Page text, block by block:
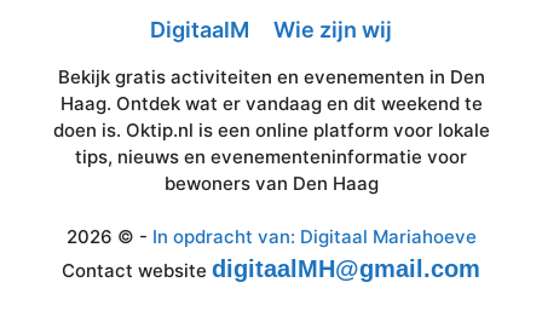
DigitaalM
Wie zijn wij
Bekijk gratis activiteiten en evenementen in Den
Haag. Ontdek wat er vandaag en dit weekend te
doen is. Oktip.nl is een online platform voor lokale
tips, nieuws en evenementeninformatie voor
bewoners van Den Haag
2026 © - In opdracht van: Digitaal Mariahoeve
Contact website digitaalMH@gmail.com